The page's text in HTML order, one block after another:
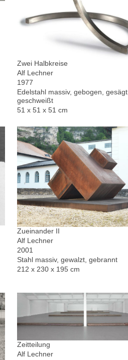
Zwei Halbkreise
Alf Lechner
1977
Edelstahl massiv, gebogen, gesägt,
geschweißt
51 x 51 x 51 cm
Zueinander II
Alf Lechner
2001
Stahl massiv, gewalzt, gebrannt
212 x 230 x 195 cm
Zeitteilung
Alf Lechner